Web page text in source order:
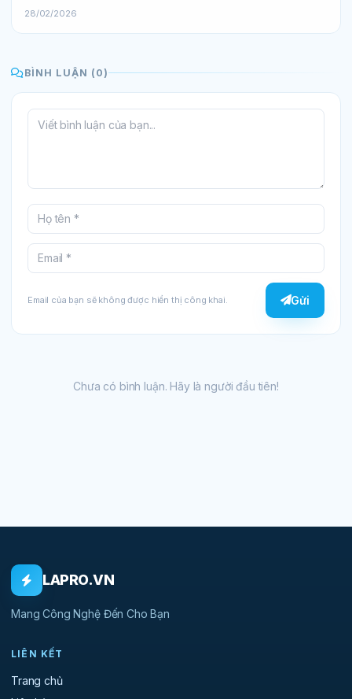
28/02/2026
BÌNH LUẬN (0)
Email của bạn sẽ không được hiển thị công khai. Gửi
Chưa có bình luận. Hãy là người đầu tiên!
LAPRO.VN
Mang Công Nghệ Đến Cho Bạn
LIÊN KẾT
Trang chủ